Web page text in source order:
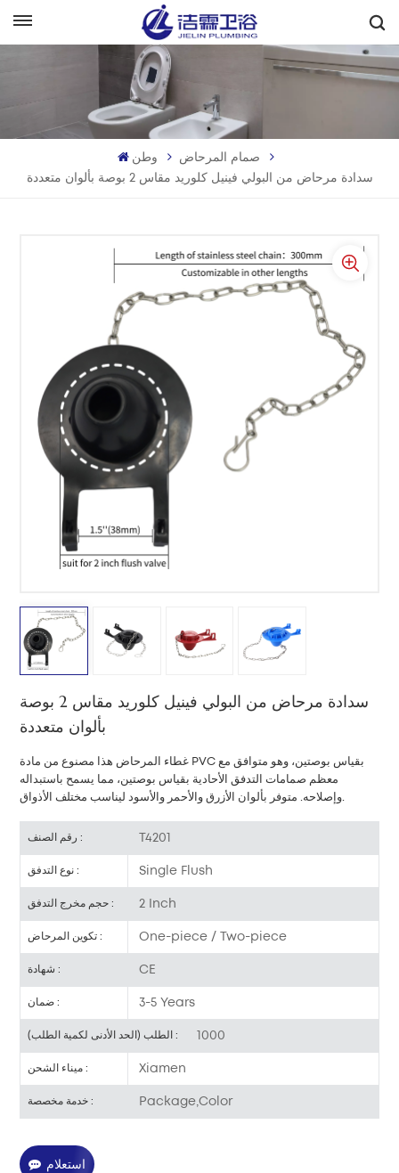
Français
Deutsch
Русский
Español
بالعربية
中文
وطن
صمام المرحاض
سدادة مرحاض من البولي فينيل كلوريد مقاس 2 بوصة بألوان متعددة
سدادة مرحاض من البولي فينيل كلوريد مقاس 2 بوصة
بألوان متعددة
غطاء المرحاض هذا مصنوع من مادة PVC بقياس بوصتين، وهو متوافق مع
معظم صمامات التدفق الأحادية بقياس بوصتين، مما يسمح باستبداله
رقم الصنف : T4201
نوع التدفق : Single Flush
حجم مخرج التدفق : 2 Inch
تكوين المرحاض : One-piece / Two-piece
شهادة : CE
ضمان : 3-5 Years
الطلب (الحد الأدنى لكمية الطلب) : 1000
ميناء الشحن : Xiamen
خدمة مخصصة : Package,Color
استعلام